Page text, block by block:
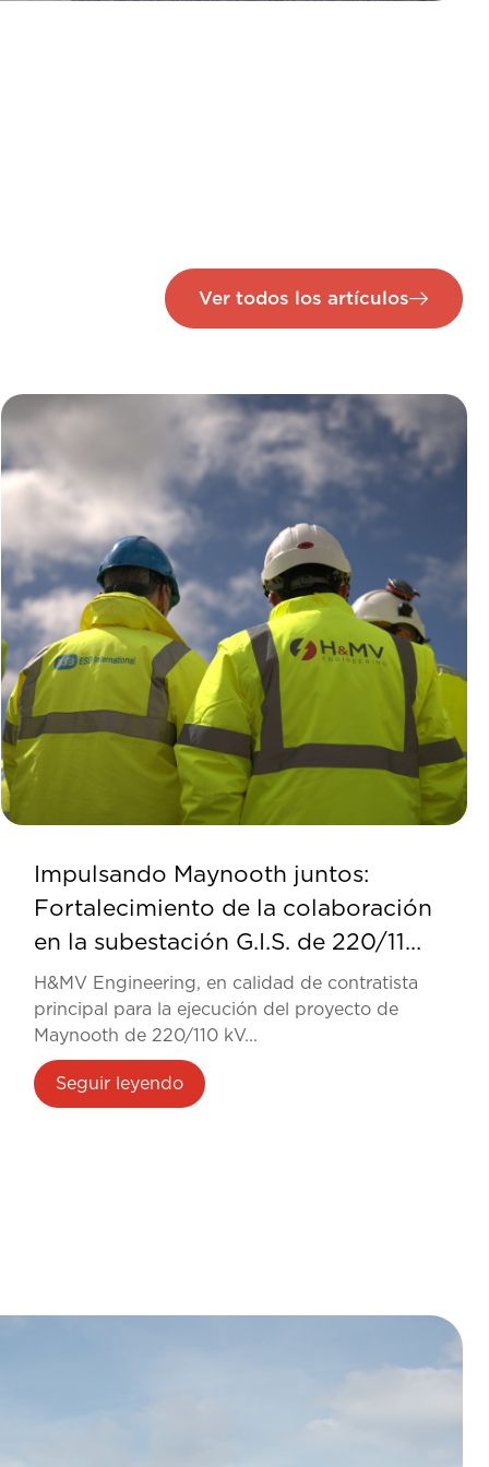
Ver todos los artículos
Impulsando Maynooth juntos:
Fortalecimiento de la colaboración
en la subestación G.I.S. de 220/110
kV de Maynooth
H&MV Engineering, en calidad de contratista
principal para la ejecución del proyecto de
Maynooth de 220/110 kV...
Seguir leyendo